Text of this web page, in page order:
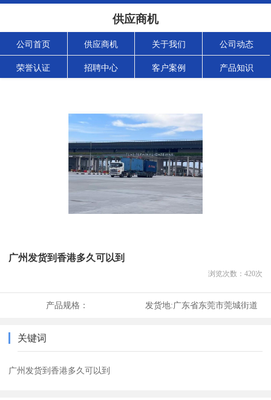
供应商机
公司首页 供应商机 关于我们 公司动态
荣誉认证 招聘中心 客户案例 产品知识
广州发货到香港多久可以到
浏览次数： 420次
产品规格： 发货地:广东省东莞市莞城街道
关键词
广州发货到香港多久可以到